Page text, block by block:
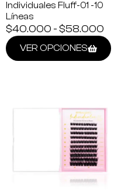
Individuales Fluff-01 -10
Líneas
$40.000 -$58.000
VER OPCIONES